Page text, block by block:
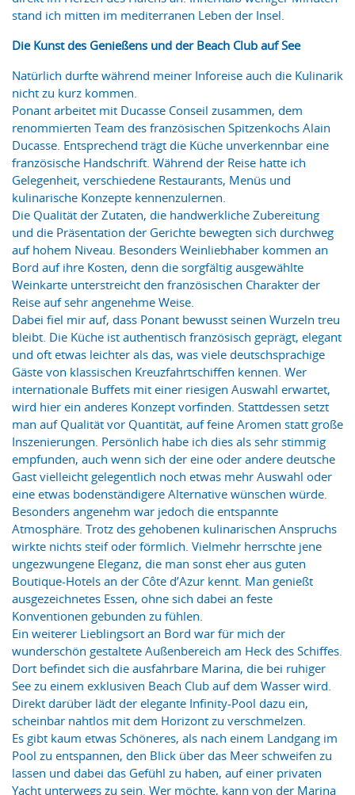
stand ich mitten im mediterranen Leben der Insel.
Die Kunst des Genießens und der Beach Club auf See
Natürlich durfte während meiner Inforeise auch die Kulinarik
nicht zu kurz kommen.
Ponant arbeitet mit Ducasse Conseil zusammen, dem
renommierten Team des französischen Spitzenkochs Alain
Ducasse. Entsprechend trägt die Küche unverkennbar eine
französische Handschrift. Während der Reise hatte ich
Gelegenheit, verschiedene Restaurants, Menüs und
kulinarische Konzepte kennenzulernen.
Die Qualität der Zutaten, die handwerkliche Zubereitung
und die Präsentation der Gerichte bewegten sich durchweg
auf hohem Niveau. Besonders Weinliebhaber kommen an
Bord auf ihre Kosten, denn die sorgfältig ausgewählte
Weinkarte unterstreicht den französischen Charakter der
Reise auf sehr angenehme Weise.
Dabei fiel mir auf, dass Ponant bewusst seinen Wurzeln treu
bleibt. Die Küche ist authentisch französisch geprägt, elegant
und oft etwas leichter als das, was viele deutschsprachige
Gäste von klassischen Kreuzfahrtschiffen kennen. Wer
internationale Buffets mit einer riesigen Auswahl erwartet,
wird hier ein anderes Konzept vorfinden. Stattdessen setzt
man auf Qualität vor Quantität, auf feine Aromen statt große
Inszenierungen. Persönlich habe ich dies als sehr stimmig
empfunden, auch wenn sich der eine oder andere deutsche
Gast vielleicht gelegentlich noch etwas mehr Auswahl oder
eine etwas bodenständigere Alternative wünschen würde.
Besonders angenehm war jedoch die entspannte
Atmosphäre. Trotz des gehobenen kulinarischen Anspruchs
wirkte nichts steif oder förmlich. Vielmehr herrschte jene
ungezwungene Eleganz, die man sonst eher aus guten
Boutique-Hotels an der Côte d’Azur kennt. Man genießt
ausgezeichnetes Essen, ohne sich dabei an feste
Konventionen gebunden zu fühlen.
Ein weiterer Lieblingsort an Bord war für mich der
wunderschön gestaltete Außenbereich am Heck des Schiffes.
Dort befindet sich die ausfahrbare Marina, die bei ruhiger
See zu einem exklusiven Beach Club auf dem Wasser wird.
Direkt darüber lädt der elegante Infinity-Pool dazu ein,
scheinbar nahtlos mit dem Horizont zu verschmelzen.
Es gibt kaum etwas Schöneres, als nach einem Landgang im
Pool zu entspannen, den Blick über das Meer schweifen zu
lassen und dabei das Gefühl zu haben, auf einer privaten
Yacht unterwegs zu sein. Wer möchte, kann von der Marina